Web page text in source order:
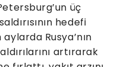
üç
hedefi
Rusya’nın
artırarak